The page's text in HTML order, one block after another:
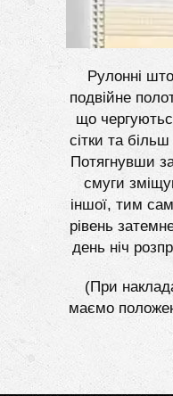
Рулонні
подвійне
що
сітки та
Потягнувши
смуги
іншої, тим
рівень
день ніч
(При
маємо